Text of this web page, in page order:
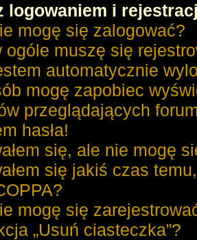
logowaniem i
mogę się zalogować?
ogóle muszę się
automatycznie
mogę zapobiec
przeglądających
hasła!
się, ale nie mogę
się jakiś czas
mogę się
„Usuń ciasteczka”?